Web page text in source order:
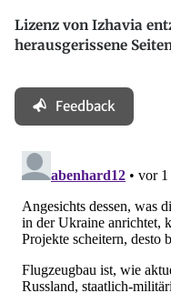
Lizenz von Izhavia
herausgerissene
Feedback